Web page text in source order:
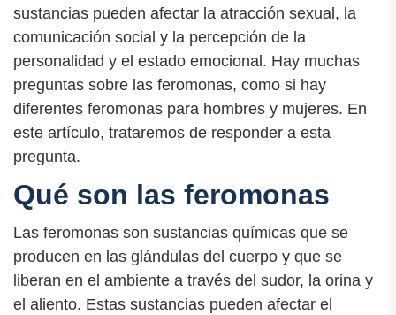
sustancias pueden afectar la atracción sexual, la
comunicación social y la percepción de la
personalidad y el estado emocional. Hay muchas
preguntas sobre las feromonas, como si hay
diferentes feromonas para hombres y mujeres. En
este artículo, trataremos de responder a esta
pregunta.
Qué son las feromonas
Las feromonas son sustancias químicas que se
producen en las glándulas del cuerpo y que se
liberan en el ambiente a través del sudor, la orina y
el aliento. Estas sustancias pueden afectar el